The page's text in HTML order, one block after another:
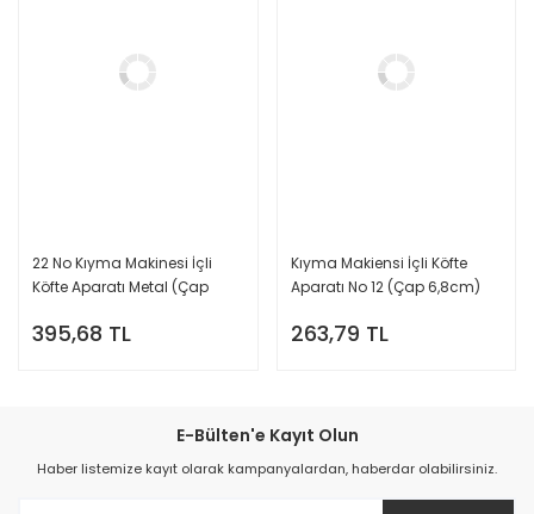
22 No Kıyma Makinesi İçli
Köfte Aparatı Metal (Çap
395,68 TL
Kıyma Makiensi İçli Köfte
Aparatı No 12 (Çap 6,8cm)
263,79 TL
E-Bülten'e Kayıt Olun
Haber listemize kayıt olarak kampanyalardan, haberdar olabilirsiniz.